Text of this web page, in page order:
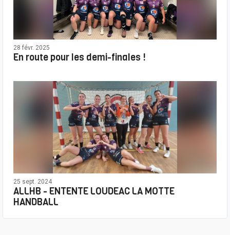
28 févr. 2025
En route pour les demi-finales !
25 sept. 2024
ALLHB - ENTENTE LOUDEAC LA MOTTE
HANDBALL